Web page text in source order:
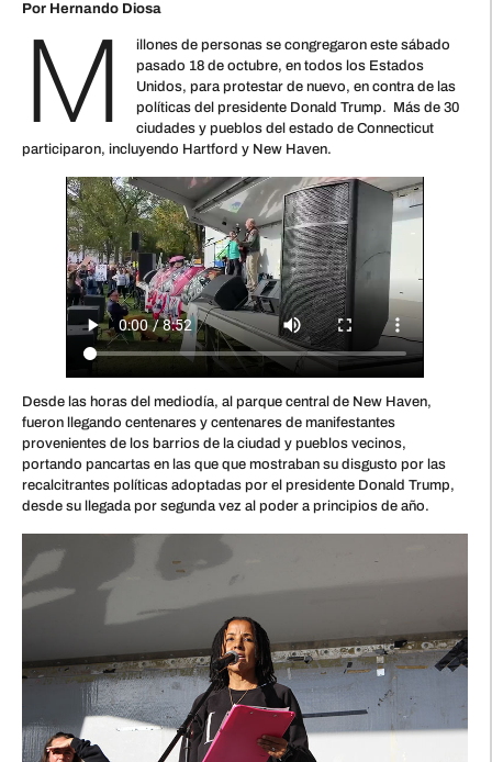
Por Hernando Diosa
M
illones de personas se congregaron este sábado
pasado 18 de octubre, en todos los Estados
Unidos, para protestar de nuevo, en contra de las
políticas del presidente Donald Trump. Más de 30
ciudades y pueblos del estado de Connecticut
participaron, incluyendo Hartford y New Haven.
Desde las horas del mediodía, al parque central de New Haven,
fueron llegando centenares y centenares de manifestantes
provenientes de los barrios de la ciudad y pueblos vecinos,
portando pancartas en las que que mostraban su disgusto por las
recalcitrantes políticas adoptadas por el presidente Donald Trump,
desde su llegada por segunda vez al poder a principios de año.